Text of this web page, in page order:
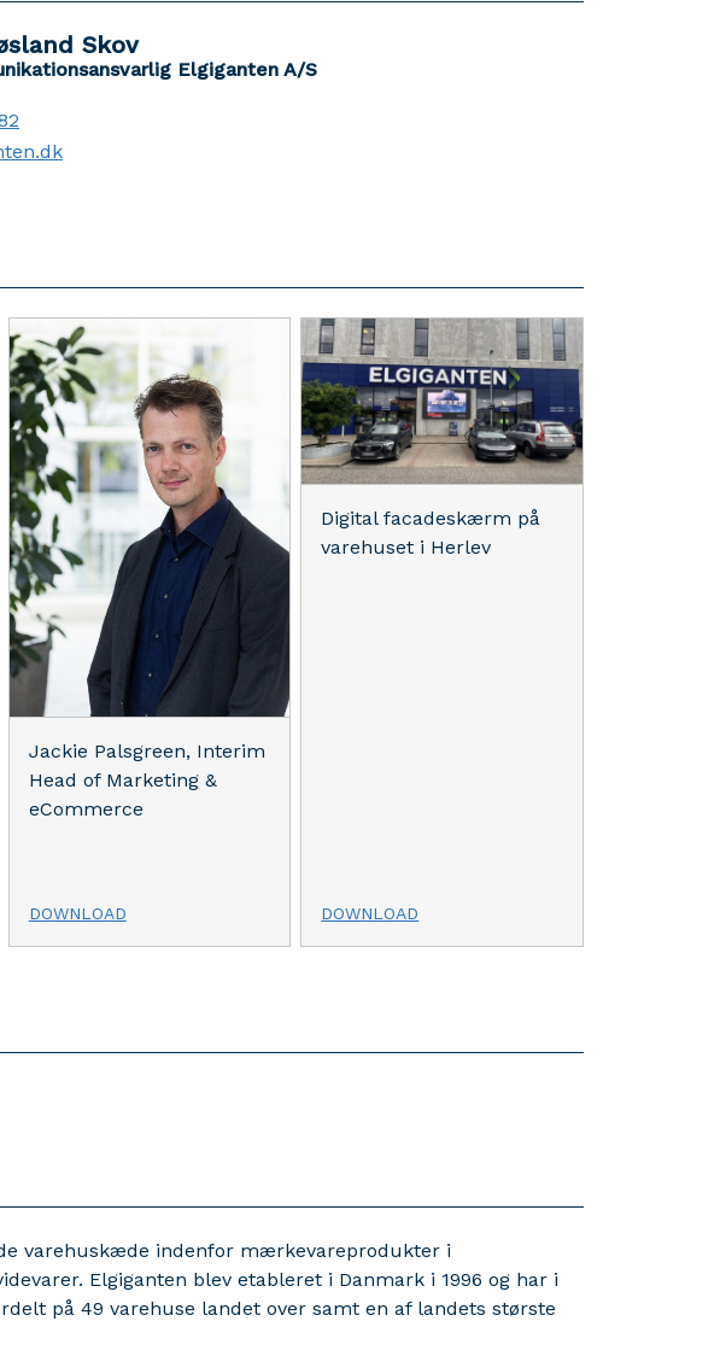
Skov
Elgiganten A/S
Jackie Palsgreen, Interim
Head of Marketing &
eCommerce
DOWNLOAD
Digital facadeskærm på
varehuset i Herlev
DOWNLOAD
varehuskæde indenfor mærkevareprodukter i
Elgiganten blev etableret i Danmark i 1996 og har i
på 49 varehuse landet over samt en af landets største